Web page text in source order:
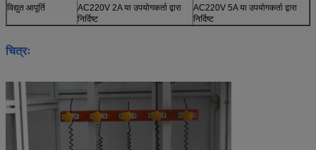
विद्युत आपूर्ति
AC220V 2A या उपयोगकर्ता द्वारा
निर्दिष्ट
AC220V 5A या उपयोगकर्ता द्वारा
निर्दिष्ट
चित्रः